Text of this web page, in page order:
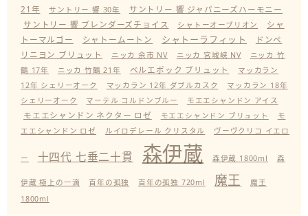
21年
サントリー 響 30年
サントリー 響 ジャパニーズハーモニー
サントリー 響 ブレンダーズチョイス
シャトーオーブリオン
シャ
トーマルゴー
シャトームートン シャトーラフィット
ドンペ
リニヨン ブリュット
ニッカ 余市 NV ニッカ 宮城峡 NV
ニッカ 竹
鶴 17年
ニッカ 竹鶴 21年 ベルエポック ブリュット
マッカラン
12年 シェリーオーク
マッカラン 12年 ダブルカスク
マッカラン 18年
シェリーオーク
マーテル コルドンブルー モエエシャンドン アイス
モエエシャンドン ネクター ロゼ モエエシャンドン ブリュット
モ
エエシャンドン ロゼ
ルイロデレール クリスタル ヴーヴクリコ イエロ
ー 十四代 七垂二十貫 森伊蔵 森伊蔵 1800ml 森
伊蔵 極上の一滴 百年の孤独 百年の孤独 720ml 魔王
魔王
1800ml